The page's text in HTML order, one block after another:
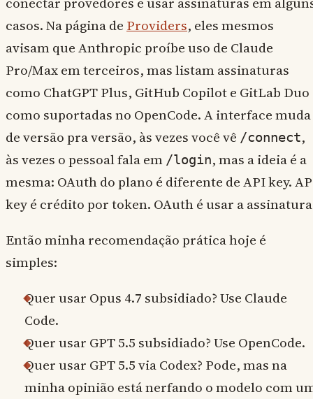
casos. Na página de Providers, eles mesmos
avisam que Anthropic proíbe uso de Claude
Pro/Max em terceiros, mas listam assinaturas
como ChatGPT Plus, GitHub Copilot e GitLab Duo
como suportadas no OpenCode. A interface muda
de versão pra versão, às vezes você vê /connect,
às vezes o pessoal fala em /login, mas a ideia é a
mesma: OAuth do plano é diferente de API key.
key é crédito por token. OAuth é usar a
Então minha recomendação prática hoje é
simples:
Quer usar Opus 4.7 subsidiado? Use Claude
Code.
Quer usar GPT 5.5 subsidiado? Use OpenCode.
Quer usar GPT 5.5 via Codex? Pode, mas na
minha opinião está nerfando o modelo com